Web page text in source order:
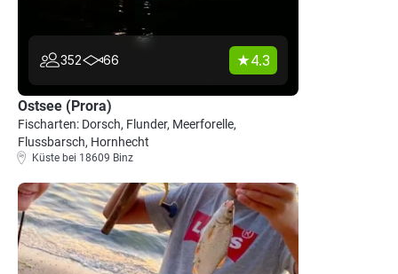
352 66 4.3
Ostsee (Prora)
Fischarten: Dorsch, Flunder, Meerforelle,
Flussbarsch, Hornhecht
Küste bei 18609 Binz